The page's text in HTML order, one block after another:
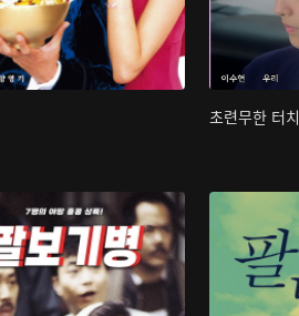
초련무한 터치